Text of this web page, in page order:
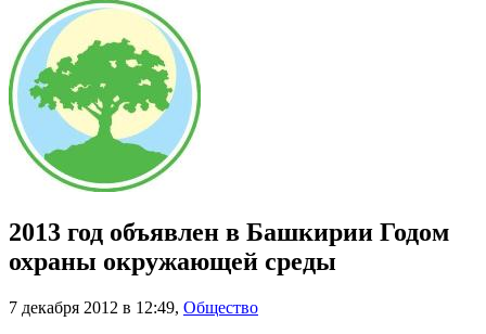
2013 год объявлен в Башкирии Годом
охраны окружающей среды
7 декабря 2012 в 12:49, Общество